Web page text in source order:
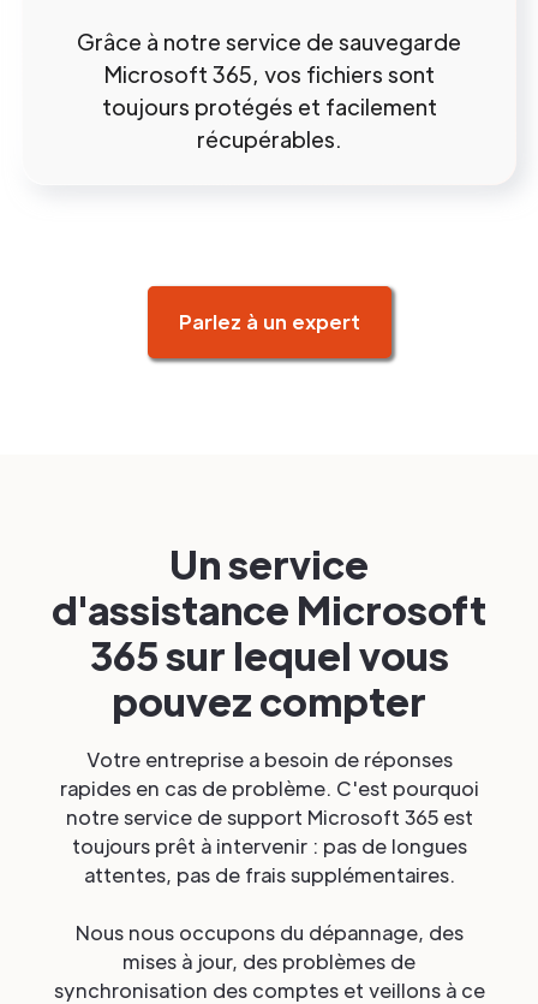
Grâce à notre service de sauvegarde
Microsoft 365, vos fichiers sont
toujours protégés et facilement
récupérables.
Parlez à un expert
Un service
d'assistance Microsoft
365 sur lequel vous
pouvez compter
Votre entreprise a besoin de réponses
rapides en cas de problème. C'est pourquoi
notre service de support Microsoft 365 est
toujours prêt à intervenir : pas de longues
attentes, pas de frais supplémentaires.
Nous nous occupons du dépannage, des
mises à jour, des problèmes de
synchronisation des comptes et veillons à ce